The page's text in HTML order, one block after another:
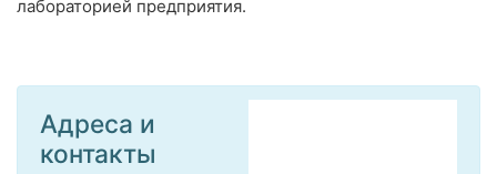
лабораторией предприятия.
Адреса и
контакты